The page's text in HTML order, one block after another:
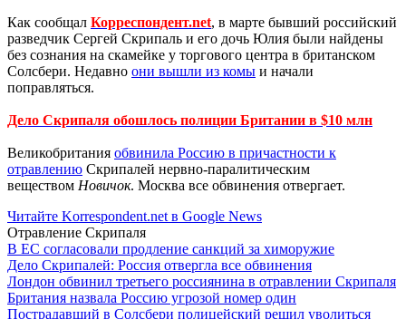
Как сообщал Корреспондент.net, в марте бывший российский
разведчик Сергей Скрипаль и его дочь Юлия были найдены
без сознания на скамейке у торгового центра в британском
Солсбери. Недавно они вышли из комы и начали
поправляться.
Дело Скрипаля обошлось полиции Британии в $10 млн
Великобритания обвинила Россию в причастности к
отравлению Скрипалей нервно-паралитическим
веществом Новичок. Москва все обвинения отвергает.
Читайте Korrespondent.net в Google News
Отравление Скрипаля
В ЕС согласовали продление санкций за химоружие
Дело Скрипалей: Россия отвергла все обвинения
Лондон обвинил третьего россиянина в отравлении Скрипаля
Британия назвала Россию угрозой номер один
Пострадавший в Солсбери полицейский решил уволиться